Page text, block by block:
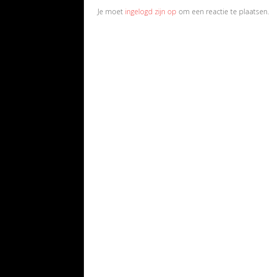
Je moet ingelogd zijn op om een reactie te plaatsen.